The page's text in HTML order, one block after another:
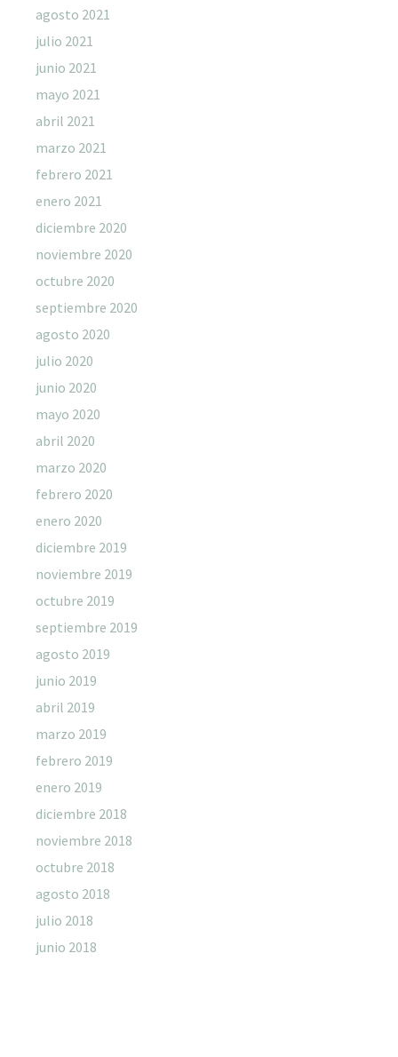
agosto 2021
julio 2021
junio 2021
mayo 2021
abril 2021
marzo 2021
febrero 2021
enero 2021
diciembre 2020
noviembre 2020
octubre 2020
septiembre 2020
agosto 2020
julio 2020
junio 2020
mayo 2020
abril 2020
marzo 2020
febrero 2020
enero 2020
diciembre 2019
noviembre 2019
octubre 2019
septiembre 2019
agosto 2019
junio 2019
abril 2019
marzo 2019
febrero 2019
enero 2019
diciembre 2018
noviembre 2018
octubre 2018
agosto 2018
julio 2018
junio 2018